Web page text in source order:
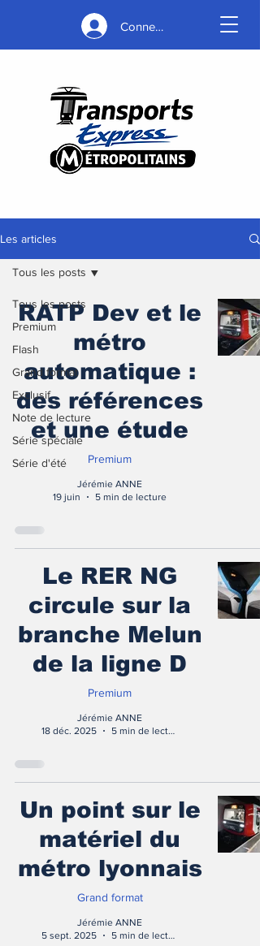
Connexion
Les articles
Tous les posts
Premium
Flash
Grand format
Exclusif
Note de lecture
Série spéciale
Série d'été
Tous les posts
RATP Dev et le
métro
automatique :
des références
et une étude
Premium
Jérémie ANNE
19 juin
5 min de lecture
Le RER NG
circule sur la
branche Melun
de la ligne D
Premium
Jérémie ANNE
18 déc. 2025
5 min de lecture
Un point sur le
matériel du
métro lyonnais
Grand format
Jérémie ANNE
5 sept. 2025
5 min de lecture